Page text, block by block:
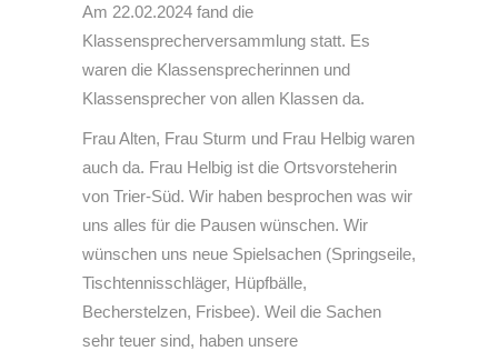
Am 22.02.2024 fand die
Klassensprecherversammlung statt. Es
waren die Klassensprecherinnen und
Klassensprecher von allen Klassen da.
Frau Alten, Frau Sturm und Frau Helbig waren
auch da. Frau Helbig ist die Ortsvorsteherin
von Trier-Süd. Wir haben besprochen was wir
uns alles für die Pausen wünschen. Wir
wünschen uns neue Spielsachen (Springseile,
Tischtennisschläger, Hüpfbälle,
Becherstelzen, Frisbee). Weil die Sachen
sehr teuer sind, haben unsere